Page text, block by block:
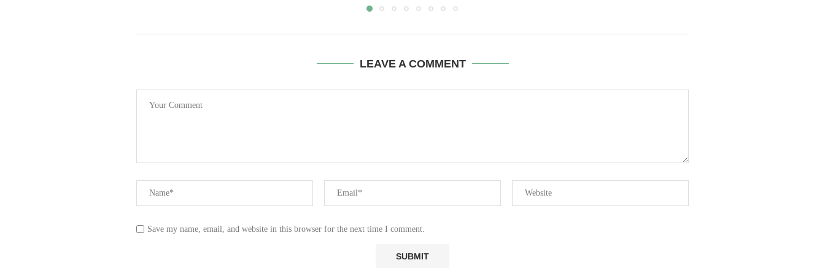
LEAVE A COMMENT
Save my name, email, and website in this browser for the next time I comment.